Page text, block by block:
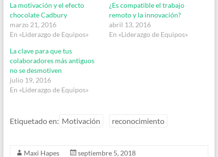
La motivación y el efecto
chocolate Cadbury
marzo 21, 2016
En «Liderazgo de Equipos»
¿Es compatible el trabajo
remoto y la innovación?
abril 13, 2016
En «Liderazgo de Equipos»
La clave para que tus
colaboradores más antiguos
no se desmotiven
julio 19, 2016
En «Liderazgo de Equipos»
Etiquetado en: Motivación reconocimiento
Maxi Hapes septiembre 5, 2018